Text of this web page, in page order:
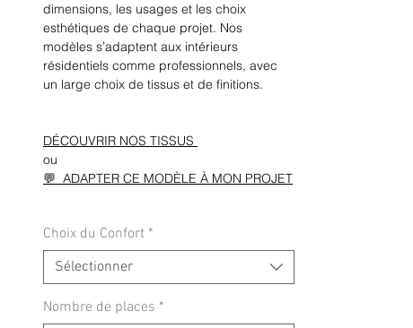
dimensions, les usages et les choix
esthétiques de chaque projet. Nos
modèles s’adaptent aux intérieurs
résidentiels comme professionnels, avec
un large choix de tissus et de finitions.
DÉCOUVRIR NOS TISSUS
ou
💬 ADAPTER CE MODÈLE À MON PROJET
Choix du Confort *
Sélectionner
Nombre de places *